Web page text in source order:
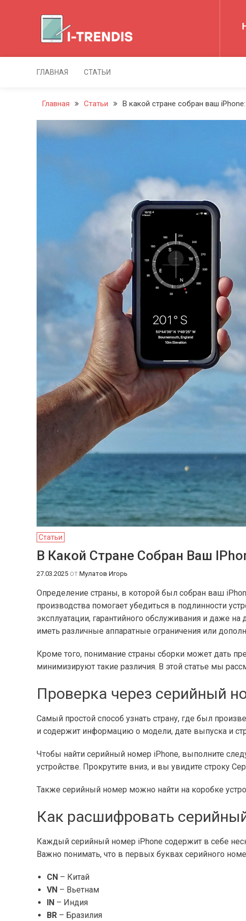
содержимому
I-Trendis
ГЛАВНАЯ СТАТЬИ
Главная Статьи В какой стране собран ваш
Статьи
В Какой Стране Собран Ваш
27.03.2025 от Мулатов Игорь
Определение страны, в которой был собран ваш
производства помогает убедиться в подлинности
эксплуатации, гарантийного обслуживания и даже
иметь различные аппаратные ограничения или
Кроме того, понимание страны сборки может дать
минимизируют такие различия. В этой статье мы
Проверка через серийный
Самый простой способ узнать страну, где был
и содержит информацию о модели, дате выпуска и
Чтобы найти серийный номер iPhone, выполните
устройстве. Прокрутите вниз, и вы увидите строку
Также серийный номер можно найти на коробке
Как расшифровать
Каждый серийный номер iPhone содержит в себе
Важно понимать, что в первых буквах серийного
CN – Китай
VN – Вьетнам
IN – Индия
BR – Бразилия